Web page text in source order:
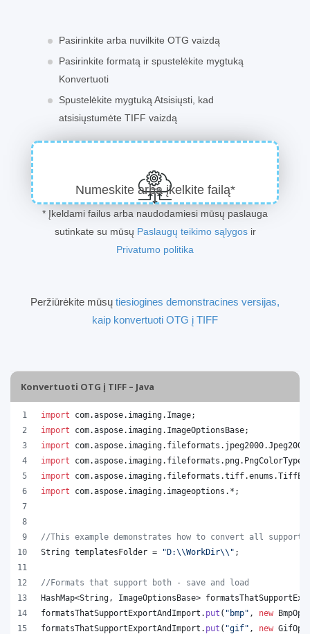
Pasirinkite arba nuvilkite OTG vaizdą
Pasirinkite formatą ir spustelėkite mygtuką
Konvertuoti
Spustelėkite mygtuką Atsisiųsti, kad
atsisiųstumėte TIFF vaizdą
Numeskite arba įkelkite failą*
* Įkeldami failus arba naudodamiesi mūsų paslauga
sutinkate su mūsų Paslaugų teikimo sąlygosir
Privatumo politika
Peržiūrėkite mūsų tiesiogines demonstracines versijas,
kaip konvertuoti OTG į TIFF
Konvertuoti OTG į TIFF – Java
import com.aspose. imaging. Image;
import
com.aspose. imaging. ImageOptionsBase;
import
com.aspose. imaging. fileformats . jpeg2000.
import
com.aspose. imaging. fileformats . png. PngColorType
import
com.aspose. imaging. fileformats .tiff.enums .
import
com.aspose. imaging. imageoptions .*;
//This example demonstrates how to convert all
String templatesFolder = "D:\\WorkDir\\ " ;
//Formats that support both - save and load
HashMap<String , ImageOptionsBase>
formatsThatSupportExportAndImport . put ( "bmp" , new
formatsThatSupportExportAndImport . put ( "gif" , new